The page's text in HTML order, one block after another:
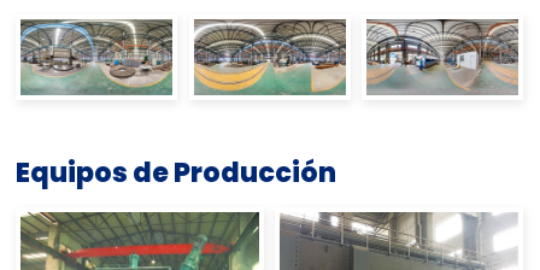
Equipos de Producción